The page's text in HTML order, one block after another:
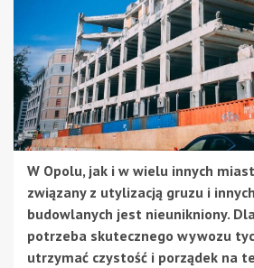
W Opolu, jak i w wielu innych
związany z utylizacją gruzu i
budowlanych jest nieunikniony.
potrzeba skutecznego wywozu
utrzymać czystość i porządek na